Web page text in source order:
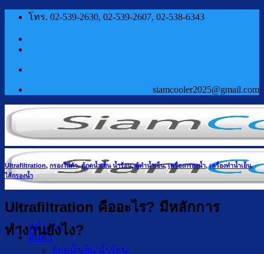
ข้าม
โทร. 02-539-2630, 02-539-2607, 02-538-6343
siamcooler2025@gmail.com
หน้าแรก
สินค้า
ตู้กดน้ำเย็น น้ำร้อน
Ultrafiltration, กรองในตัว,ตู้กดน้ำเย็น น้ำร้อน,ตู้ทำน้ำเย็น,เครื่องกรองน้ำ,เครื่องทำน้ำเย็น,
ไส้กรองน้ำ
Ultrafiltration คืออะไร? มีหลักการ
ทำงานยังไง?